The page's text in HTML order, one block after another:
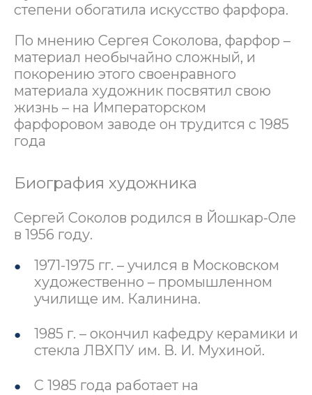
степени обогатила искусство фарфора.
По мнению Сергея Соколова, фарфор –
материал необычайно сложный, и
покорению этого своенравного
материала художник посвятил свою
жизнь – на Императорском
фарфоровом заводе он трудится с 1985
года
Биография художника
Сергей Соколов родился в Йошкар-Оле
в 1956 году.
1971-1975 гг. – учился в Московском
художественно – промышленном
училище им. Калинина.
1985 г. – окончил кафедру керамики и
стекла ЛВХПУ им. В. И. Мухиной.
С 1985 года работает на